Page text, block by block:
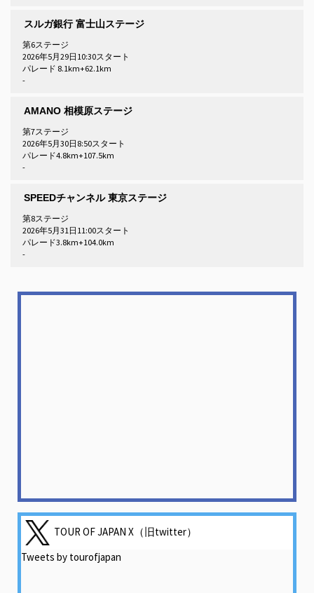
スルガ銀行 富士山ステージ
第6ステージ
2026年5月29日10:30スタート
パレード 8.1km+62.1km
-
AMANO 相模原ステージ
第7ステージ
2026年5月30日8:50スタート
パレード4.8km+107.5km
-
SPEEDチャンネル 東京ステージ
第8ステージ
2026年5月31日11:00スタート
パレード3.8km+104.0km
-
TOUR OF JAPAN X（旧twitter）
Tweets by tourofjapan